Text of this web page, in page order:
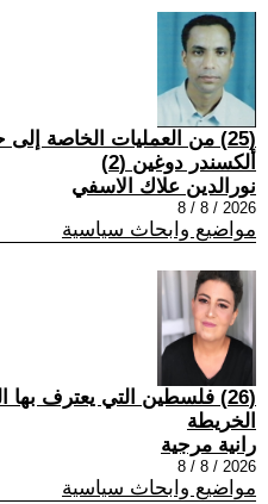
(25) من العمليات الخاصة
ألكسندر دوغين (2)
نورالدين علاك الاسفي
2026 / 8 / 8
مواضيع وابحاث سياسية
(26) فلسطين التي يعترف
الخريطة
رانية مرجية
2026 / 8 / 8
مواضيع وابحاث سياسية